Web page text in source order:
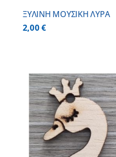
ΞΥΛΙΝΗ ΜΟΥΣΙΚΗ ΛΥΡΑ
2,00€